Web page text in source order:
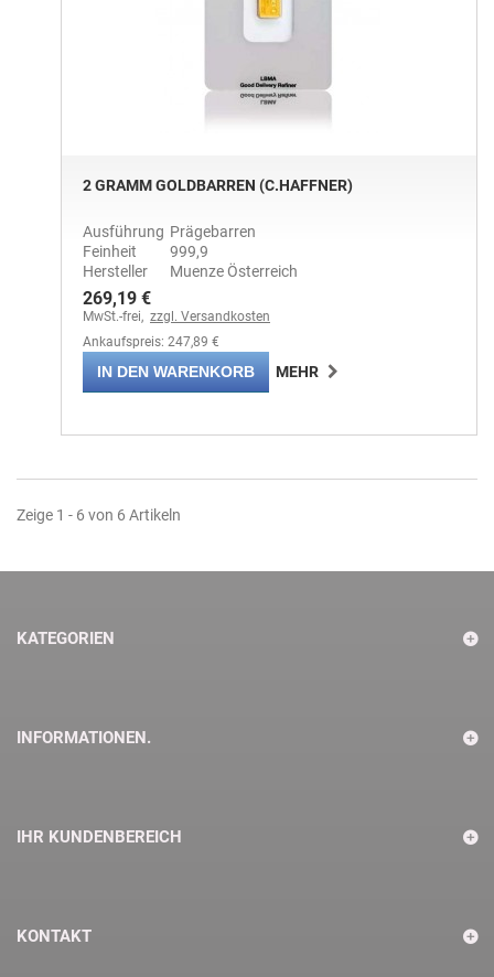
2 GRAMM GOLDBARREN (C.HAFFNER)
Ausführung Prägebarren
Feinheit
999,9
Hersteller
Muenze Österreich
269,19 €
MwSt.-frei, zzgl. Versandkosten
Ankaufspreis: 247,89 €
IN DEN WARENKORB MEHR
Zeige 1 - 6 von 6 Artikeln
KATEGORIEN
INFORMATIONEN.
IHR KUNDENBEREICH
KONTAKT